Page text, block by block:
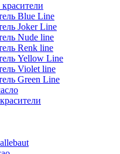
Blue Line
Joker Line
Nude line
Renk line
Yellow Line
Violet line
Green Line